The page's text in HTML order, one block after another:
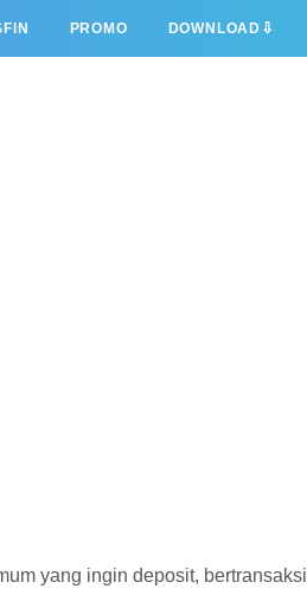
PROMO DOWNLOAD ⇩
yang ingin deposit, bertransaksi